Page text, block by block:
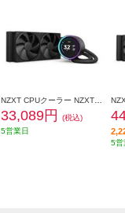
33,089円
(税込)
5営業日
5営